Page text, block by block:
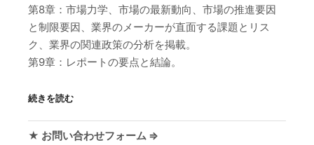
第8章：市場力学、市場の最新動向、市場の推進要因
と制限要因、業界のメーカーが直面する課題とリス
ク、業界の関連政策の分析を掲載。
第9章：レポートの要点と結論。
続きを読む
★ お問い合わせフォーム ⇒